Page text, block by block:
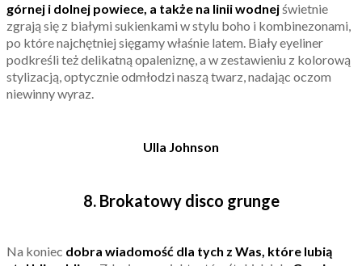
górnej i dolnej powiece, a także na linii wodnejświetnie
zgrają się z białymi sukienkami w stylu boho i kombinezonami,
po które najchętniej sięgamy właśnie latem. Biały eyeliner
podkreśli też delikatną opaleniznę, a w zestawieniu z kolorową
stylizacją, optycznie odmłodzi naszą twarz, nadając oczom
niewinny wyraz.
Ulla Johnson
8. Brokatowy disco grunge
Na koniec dobra wiadomość dla tych z Was, które lubią